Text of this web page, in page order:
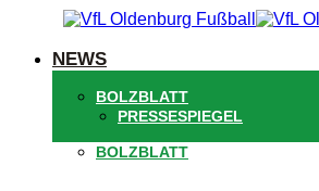
Navigation
springen
NEWS
BOLZBLATT
PRESSESPIEGEL
BOLZBLATT